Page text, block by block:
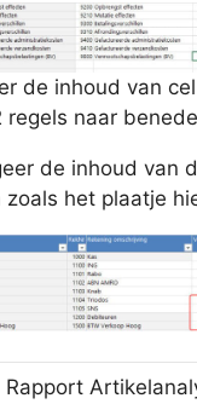
de inhoud van
regels naar
de inhoud van
zoals het plaatje
Rapport